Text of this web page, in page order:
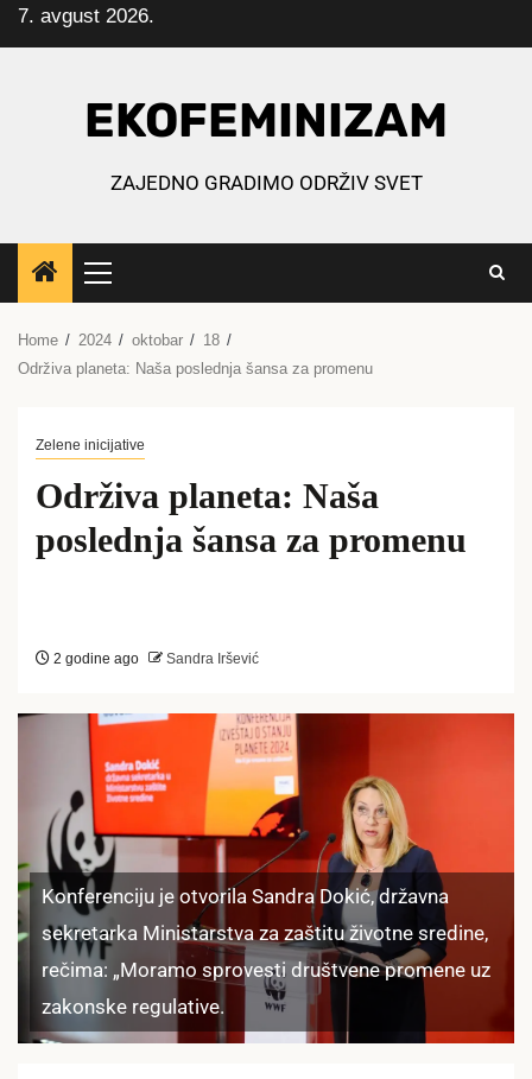
Skip
to
7. avgust 2026.
EKOFEMINIZAM
ZAJEDNO GRADIMO ODRŽIV SVET
Primary
Menu
Home 2024 oktobar
18
Održiva planeta: Naša poslednja šansa za promenu
Zelene inicijative
Održiva planeta: Naša
poslednja šansa za promenu
2 godine ago Sandra Iršević
Konferenciju je otvorila Sandra Dokić, državna
sekretarka Ministarstva za zaštitu životne sredine,
rečima: „Moramo sprovesti društvene promene uz
zakonske regulative.